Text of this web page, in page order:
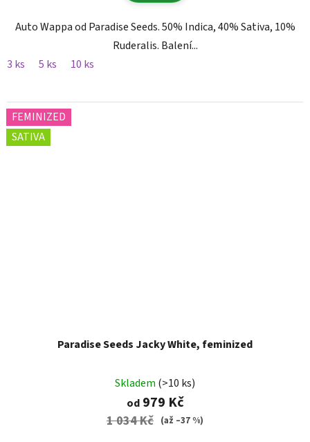
Auto Wappa od Paradise Seeds. 50% Indica, 40% Sativa, 10%
Ruderalis. Balení...
3 ks
5 ks 10 ks
FEMINIZED
SATIVA
Paradise Seeds Jacky White, feminized
Skladem (>10 ks)
od979 Kč
1 034 Kč (až –37 %)